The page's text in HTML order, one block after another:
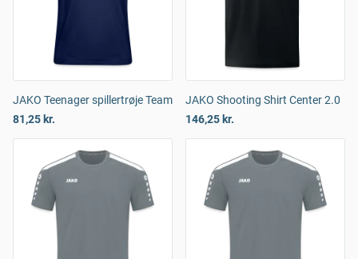
JAKO Teenager spillertrøje Team
81,25 kr.
JAKO Shooting Shirt Center 2.0
146,25 kr.